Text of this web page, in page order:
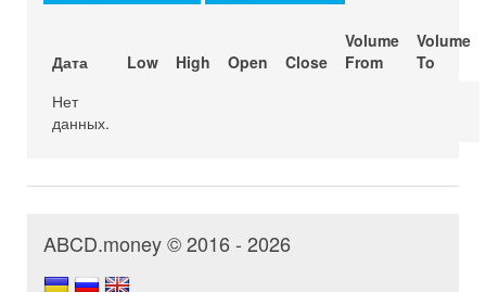
Дата Low High Open Close
Volume
From
Volume
To
Нет
данных.
ABCD.money © 2016 - 2026